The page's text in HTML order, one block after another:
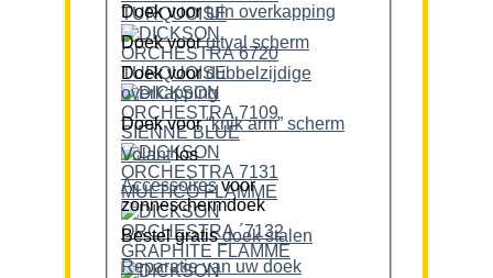
Doek voor
tuin overkapping
Doek voor
uitval scherm
Doek voordubbelzijdige
overkapping
Doek voor
“knik arm” scherm
Volantlos
Accessoiresvoor
zonneschermdoek
Bestel gratis doek stalen
Reparatie van uw doek